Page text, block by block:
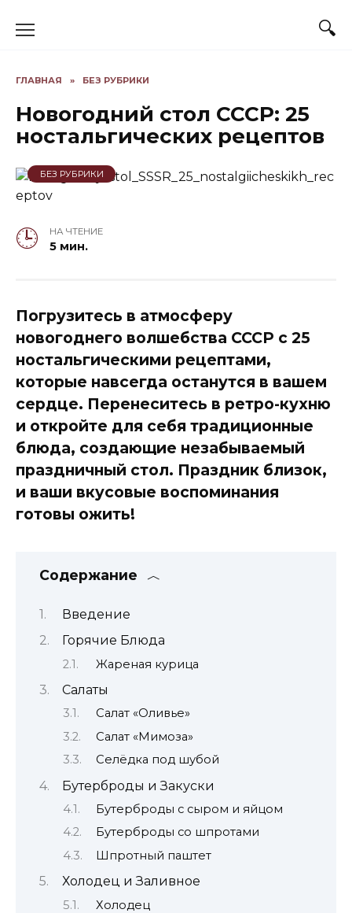
ГЛАВНАЯ » БЕЗ РУБРИКИ
Новогодний стол СССР: 25
ностальгических рецептов
БЕЗ РУБРИКИ
НА ЧТЕНИЕ
5 мин.
Погрузитесь в атмосферу
новогоднего волшебства СССР с 25
ностальгическими рецептами,
которые навсегда останутся в вашем
сердце. Перенеситесь в ретро-кухню
и откройте для себя традиционные
блюда, создающие незабываемый
праздничный стол. Праздник близок,
и ваши вкусовые воспоминания
готовы ожить!
Содержание
Введение
Горячие Блюда
Жареная курица
Салаты
Салат «Оливье»
Салат «Мимоза»
Селёдка под шубой
Бутерброды и Закуски
Бутерброды с сыром и яйцом
Бутерброды со шпротами
Шпротный паштет
Холодец и Заливное
Холодец